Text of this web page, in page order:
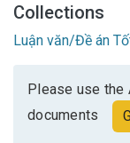
Collections
Luận văn/Đề án
Please use the
documents